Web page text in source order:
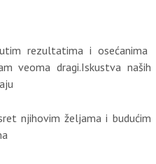
rezultatima i osećanima
veoma dragi.Iskustva naših
njihovim željama i budućim